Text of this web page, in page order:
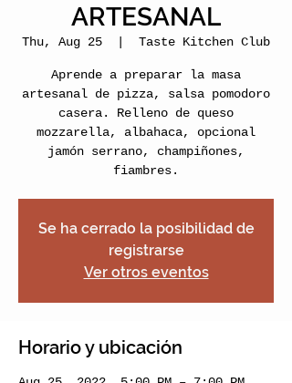
ARTESANAL
Thu, Aug 25 Taste Kitchen Club
Aprende a preparar la masa
artesanal de pizza, salsa pomodoro
casera. Relleno de queso
mozzarella, albahaca, opcional
jamón serrano, champiñones,
fiambres.
Se ha cerrado la posibilidad de
registrarse
Ver otros eventos
Horario y ubicación